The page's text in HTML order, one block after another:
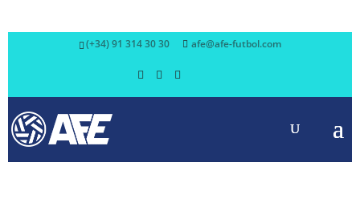
(+34) 91 314 30 30 afe@afe-futbol.com